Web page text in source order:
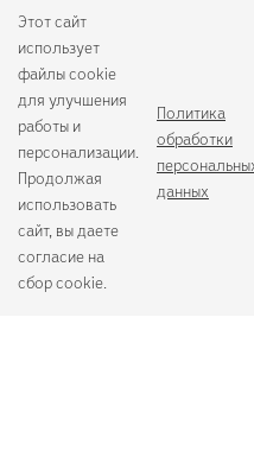
Этот сайт
использует
файлы cookie
для улучшения
работы и
персонализации.
Продолжая
использовать
сайт, вы даете
согласие на
сбор cookie.
Политика
обработки
данных